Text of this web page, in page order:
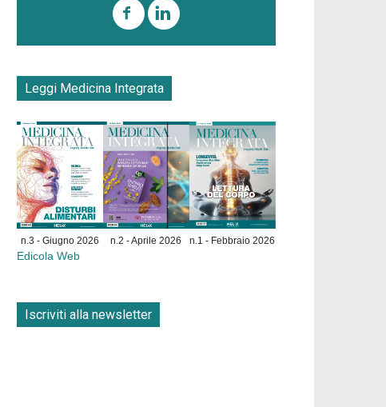
Leggi Medicina Integrata
n.3 - Giugno 2026 n.2 - Aprile 2026 n.1 - Febbraio 2026
Edicola Web
Iscriviti alla newsletter